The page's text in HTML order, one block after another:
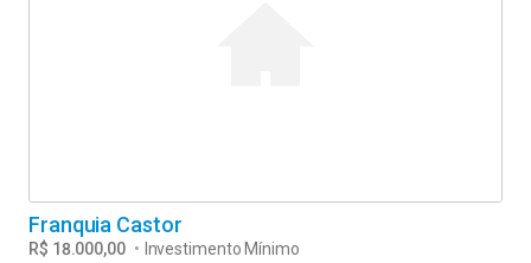
R$ 18.000,00 • Investimento Mínimo
Franquia Castor